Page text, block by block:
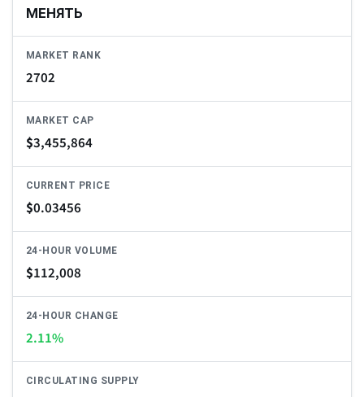
МЕНЯТЬ
MARKET RANK
2702
MARKET CAP
$3,455,864
CURRENT PRICE
$0.03456
24-HOUR VOLUME
$112,008
24-HOUR CHANGE
2.11%
CIRCULATING SUPPLY